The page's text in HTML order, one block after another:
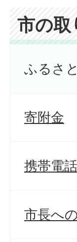
市の取
ふるさ
寄附金
携帯電
市長へ